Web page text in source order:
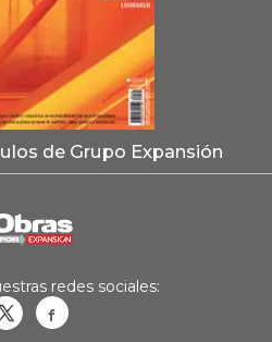
de Grupo Expansión
redes sociales: